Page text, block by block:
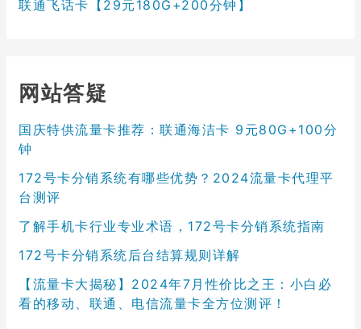
联通飞话卡【29元180G+200分钟】
网站答疑
国庆特供流量卡推荐：联通海洁卡 9元80G+100分
钟
172号卡分销系统有哪些优势？2024流量卡代理平
台测评
了解手机卡行业专业术语，172号卡分销系统指南
172号卡分销系统后台结算规则详解
【流量卡大揭秘】2024年7月性价比之王：小白必
看的移动、联通、电信流量卡全方位测评！